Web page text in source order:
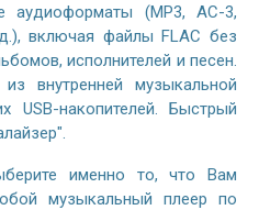
аудиоформаты (MP3, AC-3,
включая файлы FLAC без
исполнителей и песен.
внутренней музыкальной
USB-накопителей. Быстрый
именно то, что Вам
музыкальный плеер по